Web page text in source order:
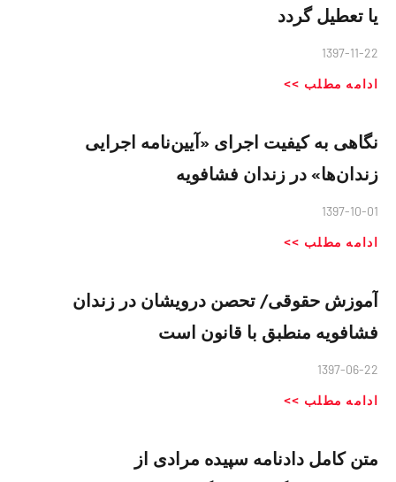
یا تعطیل گردد
1397-11-22
ادامه مطلب >>
نگاهی به کیفیت اجرای «آیین‌نامه اجرایی
زندان‌ها» در زندان فشافویه
1397-10-01
ادامه مطلب >>
آموزش حقوقی/ تحصن درویشان در زندان
فشافویه منطبق با قانون است
1397-06-22
ادامه مطلب >>
متن کامل دادنامه سپیده مرادی از